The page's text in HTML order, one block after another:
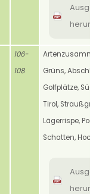
106-
108
Grüns,
Golfplätze,
Tirol,
Lägerrispe, Poa
Schatten,